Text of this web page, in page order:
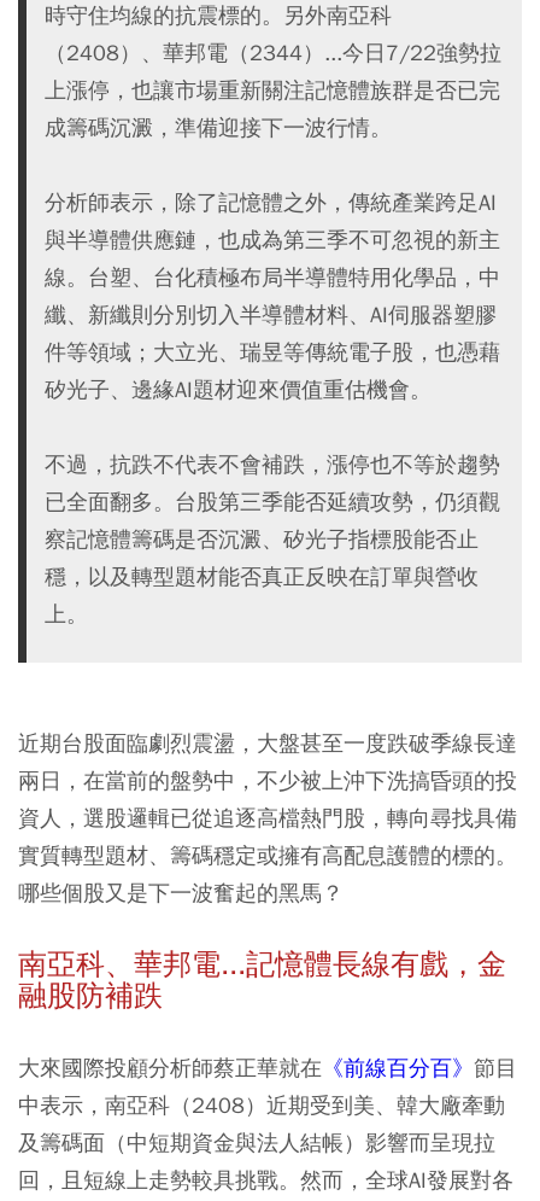
時守住均線的抗震標的。另外南亞科
（2408）、華邦電（2344）...今日7/22強勢拉
上漲停，也讓市場重新關注記憶體族群是否已完
成籌碼沉澱，準備迎接下一波行情。
分析師表示，除了記憶體之外，傳統產業跨足AI
與半導體供應鏈，也成為第三季不可忽視的新主
線。台塑、台化積極布局半導體特用化學品，中
纖、新纖則分別切入半導體材料、AI伺服器塑膠
件等領域；大立光、瑞昱等傳統電子股，也憑藉
矽光子、邊緣AI題材迎來價值重估機會。
不過，抗跌不代表不會補跌，漲停也不等於趨勢
已全面翻多。台股第三季能否延續攻勢，仍須觀
察記憶體籌碼是否沉澱、矽光子指標股能否止
穩，以及轉型題材能否真正反映在訂單與營收
上。
近期台股面臨劇烈震盪，大盤甚至一度跌破季線長達
兩日，在當前的盤勢中，不少被上沖下洗搞昏頭的投
資人，選股邏輯已從追逐高檔熱門股，轉向尋找具備
實質轉型題材、籌碼穩定或擁有高配息護體的標的。
哪些個股又是下一波奮起的黑馬？
南亞科、華邦電...記憶體長線有戲，金
融股防補跌
大來國際投顧分析師蔡正華就在 《前線百分百》 節目
中表示， 南亞科（2408） 近期受到美、韓大廠牽動
及籌碼面（中短期資金與法人結帳）影響而呈現拉
回，且短線上走勢較具挑戰。然而，全球AI發展對各